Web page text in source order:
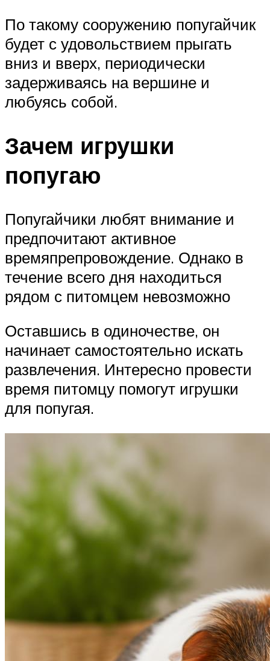
По такому сооружению попугайчик
будет с удовольствием прыгать
вниз и вверх, периодически
задерживаясь на вершине и
любуясь собой.
Зачем игрушки
попугаю
Попугайчики любят внимание и
предпочитают активное
времяпрепровождение. Однако в
течение всего дня находиться
рядом с питомцем невозможно
Оставшись в одиночестве, он
начинает самостоятельно искать
развлечения. Интересно провести
время питомцу помогут игрушки
для попугая.